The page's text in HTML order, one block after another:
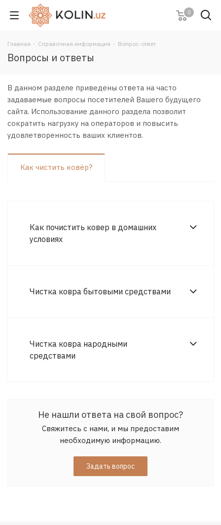
0
Главная - Справочная информация - Вопрос-ответ
Вопросы и ответы
В данном разделе приведены ответа на часто
задаваемые вопросы посетителей Вашего будущего
сайта. Использование данного раздела позволит
сократить нагрузку на операторов и повысить
удовлетворенность ваших клиентов.
Как чистить ковёр?
Как почистить ковер в домашних
условиях
Чистка ковра бытовыми средствами
Чистка ковра народными
средствами
Не нашли ответа на свой вопрос?
Свяжитесь с нами, и мы предоставим
необходимую информацию.
Задать вопрос